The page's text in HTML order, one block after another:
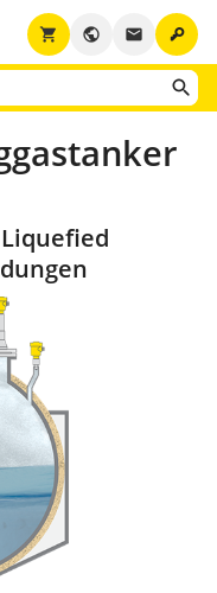
key
email
public
shopping_cart